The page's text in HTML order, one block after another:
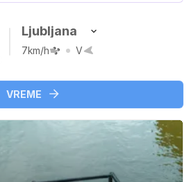
Ljubljana
7km/h V
VREME